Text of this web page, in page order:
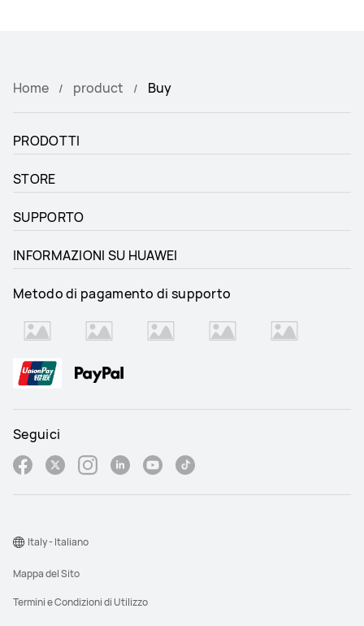
Home product Buy
PRODOTTI
STORE
SUPPORTO
INFORMAZIONI SU HUAWEI
Metodo di pagamento di supporto
Seguici
Mappa del Sito
Termini e Condizioni di Utilizzo
Italy - Italiano